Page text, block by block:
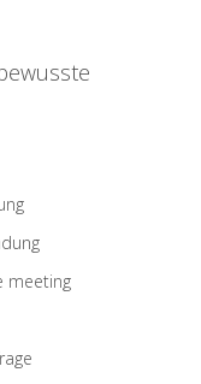
meeting